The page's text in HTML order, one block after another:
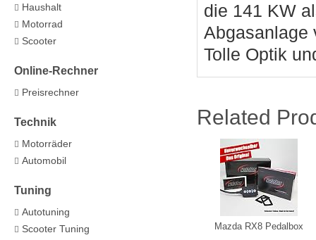
die 141 KW
Abgasanlage
Tolle Optik
Related
Mazda RX8 Pedalbox
Haushalt
Motorrad
Scooter
Online-Rechner
Preisrechner
Technik
Motorräder
Automobil
Tuning
Autotuning
Scooter Tuning